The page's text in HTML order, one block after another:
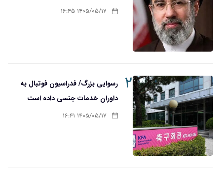
۱۴۰۵/۰۵/۱۷ ۱۶:۴۵
۲
رسوایی بزرگ/ فدراسیون فوتبال به
داوران خدمات جنسی داده است
۱۴۰۵/۰۵/۱۷ ۱۶:۴۱